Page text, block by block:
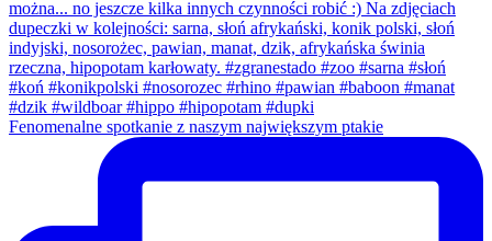
Fenomenalne spotkanie z naszym największym ptakie